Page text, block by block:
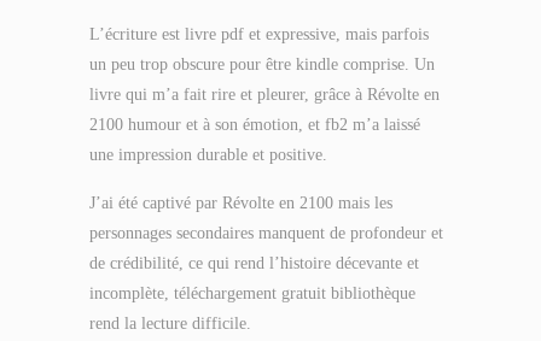
L’écriture est livre pdf et expressive, mais parfois
un peu trop obscure pour être kindle comprise. Un
livre qui m’a fait rire et pleurer, grâce à Révolte en
2100 humour et à son émotion, et fb2 m’a laissé
une impression durable et positive.
J’ai été captivé par Révolte en 2100 mais les
personnages secondaires manquent de profondeur et
de crédibilité, ce qui rend l’histoire décevante et
incomplète, téléchargement gratuit bibliothèque
rend la lecture difficile.